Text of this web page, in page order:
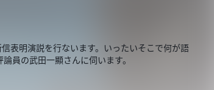
表明演説を行ないます。いったいそこで何が語
員の武田一顯さんに伺います。